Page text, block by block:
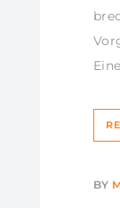
BY